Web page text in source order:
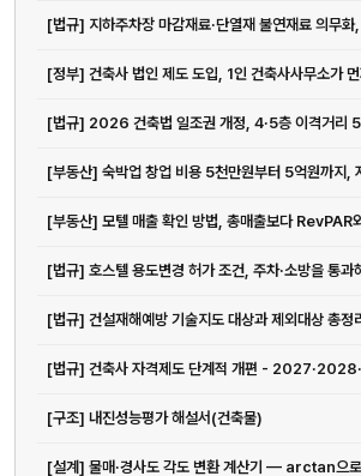
[정부] 건축사 법인 제도 도입, 1인 건축사사무소가 먼
[법규] 2026 건축법 일조권 개정, 4·5층 이격거리
[법규] 건설재해예방 기술지도 대상과 제외대상 총정
[법규] 건축사 자격제도 단계적 개편 -
[구조] 내진성능평가 해설서(건축물)